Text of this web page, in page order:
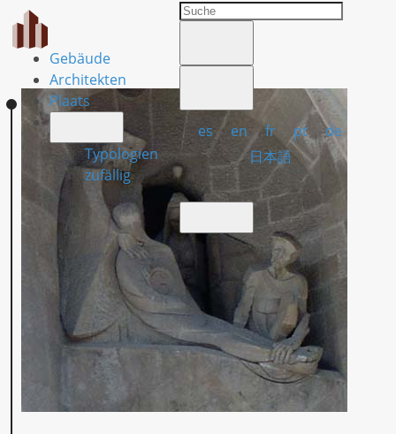
Gebäude
Architekten
Plaats
Typologien
zufällig
es en fr pt
de
日本語